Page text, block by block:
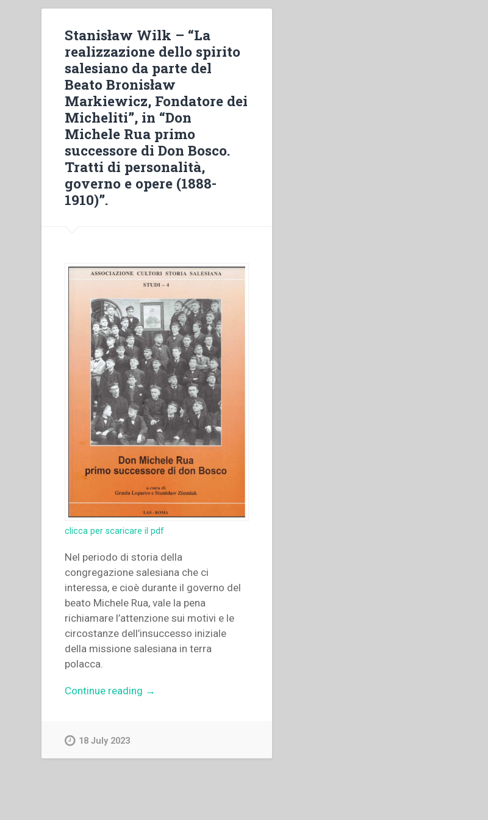
Stanisław Wilk – “La
realizzazione dello spirito
salesiano da parte del
Beato Bronisław
Markiewicz, Fondatore dei
Micheliti”, in “Don
Michele Rua primo
successore di Don Bosco.
Tratti di personalità,
governo e opere (1888-
1910)”.
clicca per scaricare il pdf
Nel periodo di storia della
congregazione salesiana che ci
interessa, e cioè durante il governo del
beato Michele Rua, vale la pena
richiamare l’attenzione sui motivi e le
circostanze dell’insuccesso iniziale
della missione salesiana in terra
polacca.
Continue reading “Stanisław
→
18 July 2023